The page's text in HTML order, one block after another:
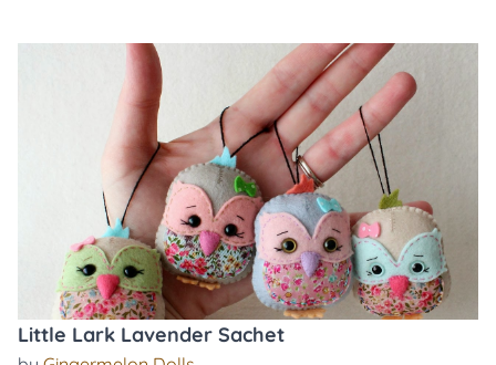
Little Lark Lavender Sachet